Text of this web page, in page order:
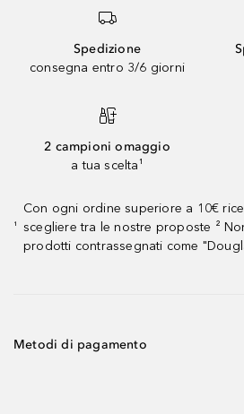
Spedizione
consegna entro 3/6 giorni
2 campioni omaggio
a tua scelta¹
¹
Con ogni ordine superiore a 10€
scegliere tra le nostre proposte ²
prodotti contrassegnati come
Metodi di pagamento